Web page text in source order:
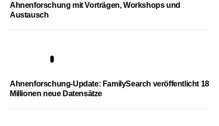
Ahnenforschung mit Vorträgen, Workshops und
Austausch
Ahnenforschung-Update: FamilySearch veröffentlicht 18
Millionen neue Datensätze